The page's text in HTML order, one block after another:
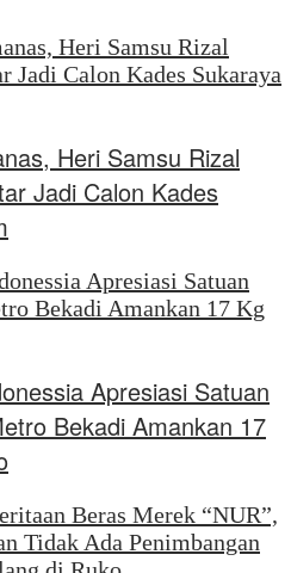
Heri Samsu Rizal
Jadi Calon Kades
Apresiasi Satuan
Bekadi Amankan 17